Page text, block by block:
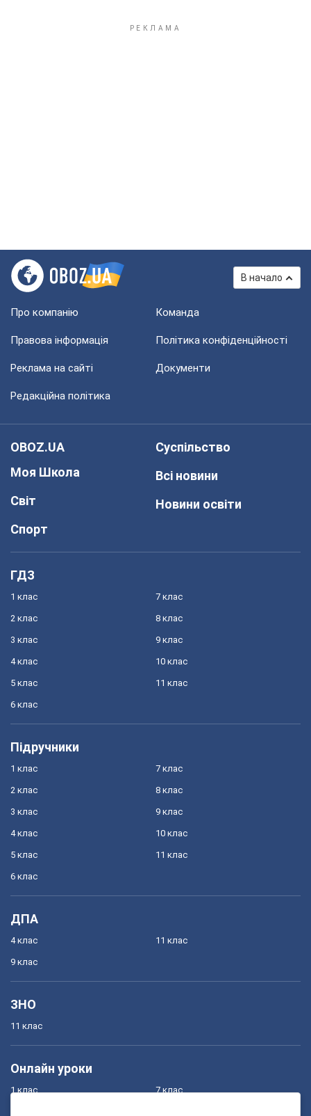
В начало
Про компанію Команда
Правова інформація Політика конфіденційності
Реклама на сайті Документи
Редакційна політика
OBOZ.UA
Моя Школа
Світ
Спорт
Суспільство
Всі новини
Новини освіти
ГДЗ
1 клас
2 клас
3 клас
4 клас
5 клас
6 клас
7 клас
8 клас
9 клас
10 клас
11 клас
Підручники
1 клас
2 клас
3 клас
4 клас
5 клас
6 клас
7 клас
8 клас
9 клас
10 клас
11 клас
ДПА
4 клас
9 клас
11 клас
ЗНО
11 клас
Онлайн уроки
1 клас 7 клас